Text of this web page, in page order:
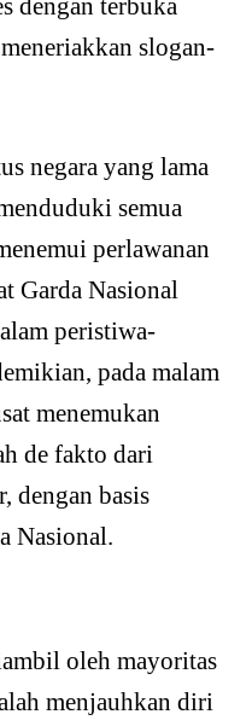
slogan-
negara yang lama
semua
perlawanan
Garda Nasional
peristiwa-
pada malam
menemukan
de fakto dari
dengan basis
Nasional.
oleh mayoritas
menjauhkan diri